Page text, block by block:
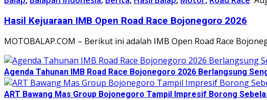
Hasil Kejuaraan IMB Open Road Race Bojonegoro 2026
MOTOBALAP.COM – Berikut ini adalah IMB Open Road Race
Agenda Tahunan IMB Road Race Bojonegoro 2026 Berlangsung
ART Bawang Mas Group Bojonegoro Tampil Impresif Borong